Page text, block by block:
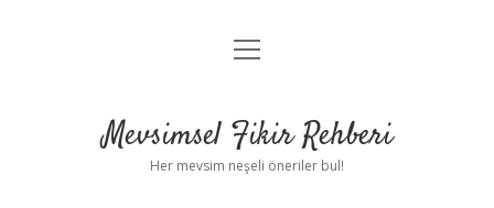
Anasayfa
Yasal Uyarı
menüyü
Mevsimsel Fikir Rehberi
Her mevsim neşeli öneriler bul!